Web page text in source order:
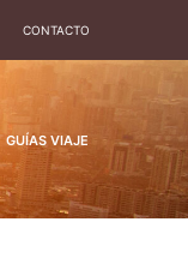
CONTACTO
GUÍAS VIAJE